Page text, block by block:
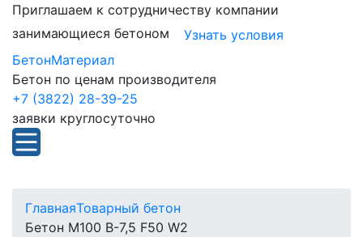
Приглашаем к сотрудничеству компании
занимающиеся бетоном
Узнать условия
БетонМатериал
Бетон по ценам производителя
+7 (3822) 28-39-25
заявки круглосуточно
ГлавнаяТоварный бетон
Бетон М100 В-7,5 F50 W2